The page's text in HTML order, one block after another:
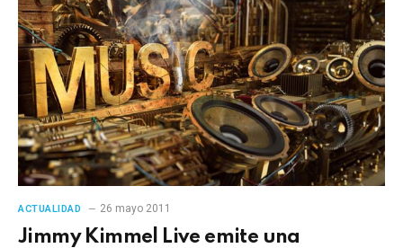
ACTUALIDAD 26 mayo 2011
Jimmy Kimmel Live emite una